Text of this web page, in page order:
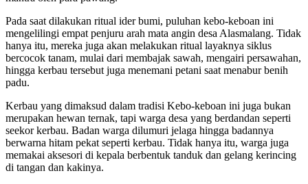
Pada saat dilakukan ritual ider bumi, puluhan kebo-keboan ini
mengelilingi empat penjuru arah mata angin desa Alasmalang. Tidak
hanya itu, mereka juga akan melakukan ritual layaknya siklus
bercocok tanam, mulai dari membajak sawah, mengairi persawahan,
hingga kerbau tersebut juga menemani petani saat menabur benih
padu.
Kerbau yang dimaksud dalam tradisi Kebo-keboan ini juga bukan
merupakan hewan ternak, tapi warga desa yang berdandan seperti
seekor kerbau. Badan warga dilumuri jelaga hingga badannya
berwarna hitam pekat seperti kerbau. Tidak hanya itu, warga juga
memakai aksesori di kepala berbentuk tanduk dan gelang kerincing
di tangan dan kakinya.